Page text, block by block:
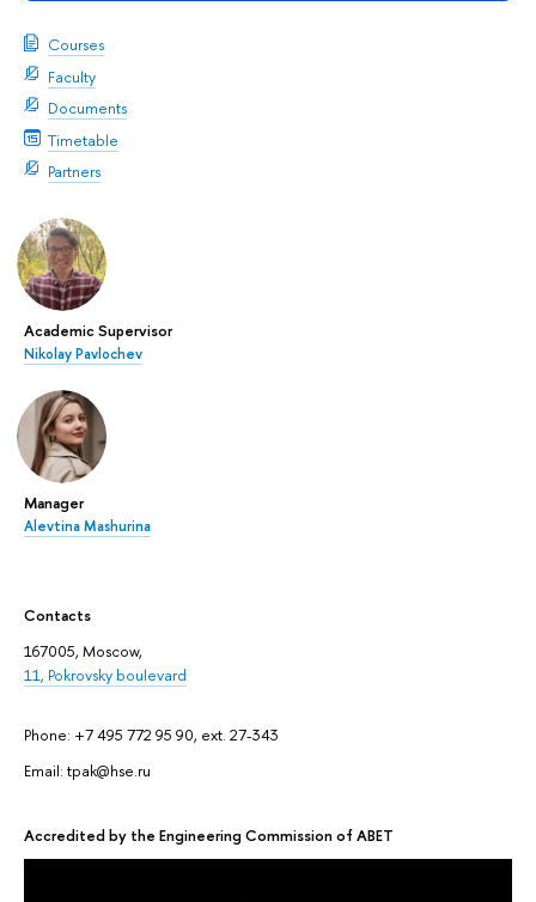
Courses
Faculty
Documents
Timetable
Partners
Academic Supervisor
Nikolay Pavlochev
Manager
Alevtina Mashurina
Contacts
167005, Moscow,
11, Pokrovsky boulevard
Phone: +7 495 772 95 90, ext. 27-343
Email: tpak@hse.ru
Accredited by the Engineering Commission of ABET